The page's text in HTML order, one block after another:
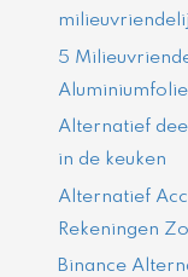
5
Alternatief
in de keuken
Alternatief
Rekeningen
Binance